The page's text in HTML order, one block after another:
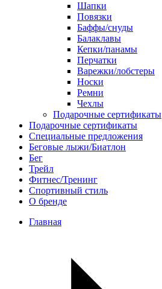
Шапки
Повязки
Баффы/снуды
Балаклавы
Кепки/панамы
Перчатки
Варежки/лобстеры
Носки
Ремни
Чехлы
Подарочные сертификаты
Подарочные сертификаты
Специальные предложения
Беговые лыжи/Биатлон
Бег
Трейл
Фитнес/Тренинг
Спортивный стиль
О бренде
Главная